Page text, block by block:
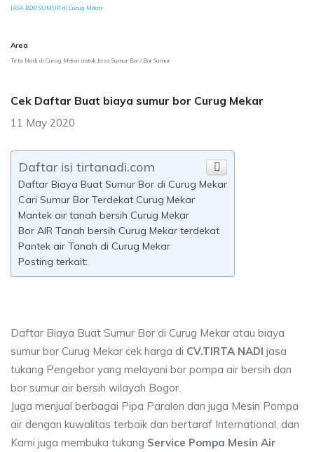
JASA BOR SUMUR di Curug Mekar
Area
Tirta Nadi di Curug Mekar untuk Jasa Sumur Bor / Bor Sumur
Cek Daftar Buat biaya sumur bor Curug Mekar
11 May 2020
Daftar isi tirtanadi.com
Daftar Biaya Buat Sumur Bor di Curug Mekar
Cari Sumur Bor Terdekat Curug Mekar
Mantek air tanah bersih Curug Mekar
Bor AIR Tanah bersih Curug Mekar terdekat
Pantek air Tanah di Curug Mekar
Posting terkait:
Daftar Biaya Buat Sumur Bor di Curug Mekar atau biaya
sumur bor Curug Mekar cek harga di CV.TIRTA NADI jasa
tukang Pengebor yang melayani bor pompa air bersih dan
bor sumur air bersih wilayah Bogor.
Juga menjual berbagai Pipa Paralon dan juga Mesin Pompa
air dengan kuwalitas terbaik dan bertaraf International, dan
Kami juga membuka tukang Service Pompa Mesin Air